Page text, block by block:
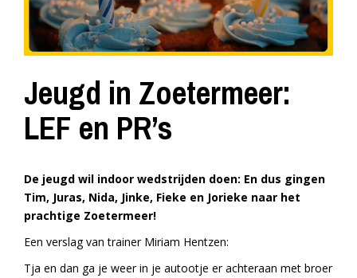
Jeugd in Zoetermeer:
LEF en PR’s
De jeugd wil indoor wedstrijden doen: En dus gingen
Tim, Juras, Nida, Jinke, Fieke en Jorieke naar het
prachtige Zoetermeer!
Een verslag van trainer Miriam Hentzen:
Tja en dan ga je weer in je autootje er achteraan met broer